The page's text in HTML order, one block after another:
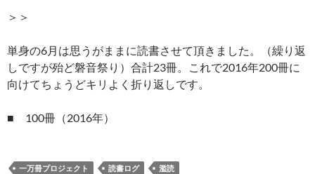
＞＞
単身の6月は思うがままに読書させて頂きました。（繰り返
しですが殆ど磐音祭り）合計23冊。これで2016年200冊に
向けてちょうどキリよく折り返しです。
■ 100冊（2016年）
一万冊プロジェクト 読書ログ 濫読